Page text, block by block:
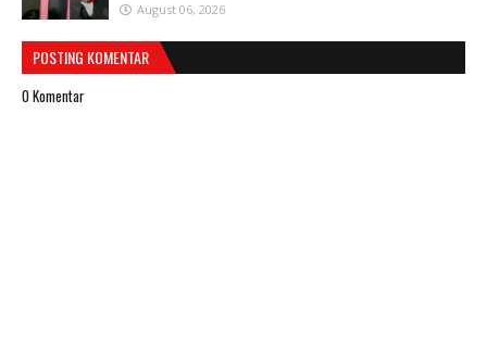
August 06, 2026
POSTING KOMENTAR
0 Komentar